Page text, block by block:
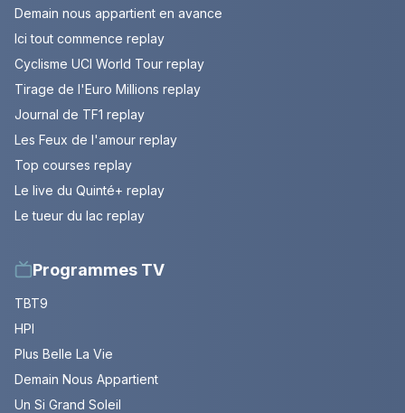
Demain nous appartient en avance
Ici tout commence replay
Cyclisme UCI World Tour replay
Tirage de l'Euro Millions replay
Journal de TF1 replay
Les Feux de l'amour replay
Top courses replay
Le live du Quinté+ replay
Le tueur du lac replay
Programmes TV
TBT9
HPI
Plus Belle La Vie
Demain Nous Appartient
Un Si Grand Soleil